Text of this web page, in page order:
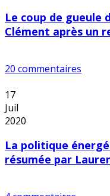
Le coup de gueule
Clément après un
20 commentaires
17
Juil
2020
La politique
résumée par